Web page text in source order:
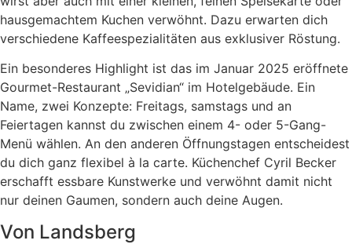
hausgemachtem Kuchen verwöhnt. Dazu erwarten dich
verschiedene Kaffeespezialitäten aus exklusiver Röstung.
Ein besonderes Highlight ist das im Januar 2025 eröffnete
Gourmet-Restaurant „Sevidian“ im Hotelgebäude. Ein
Name, zwei Konzepte: Freitags, samstags und an
Feiertagen kannst du zwischen einem 4- oder 5-Gang-
Menü wählen. An den anderen Öffnungstagen entscheidest
du dich ganz flexibel à la carte. Küchenchef Cyril Becker
erschafft essbare Kunstwerke und verwöhnt damit nicht
nur deinen Gaumen, sondern auch deine Augen.
Von Landsberg